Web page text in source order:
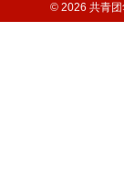
© 2026 共青